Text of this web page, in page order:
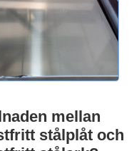
mellan
stålplåt och